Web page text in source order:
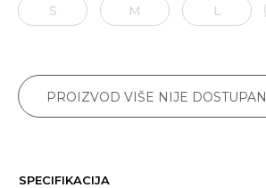
S M L
PROIZVOD VIŠE NIJE DOSTUPAN
SPECIFIKACIJA